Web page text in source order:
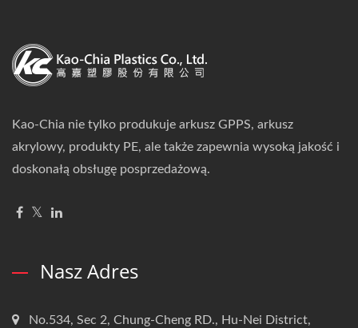
Kao-Chia nie tylko produkuje arkusz GPPS, arkusz
akrylowy, produkty PE, ale także zapewnia wysoką jakość i
doskonałą obsługę posprzedażową.
Nasz Adres
No.534, Sec 2, Chung-Cheng RD., Hu-Nei District,